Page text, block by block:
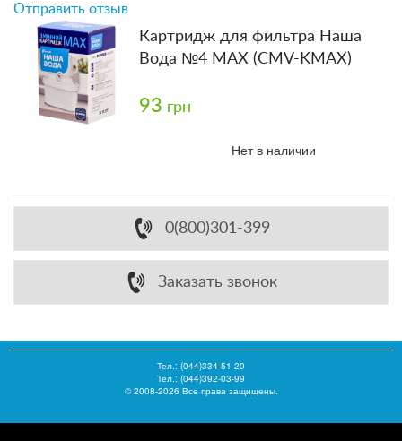
Отправить отзыв
Картридж для фильтра Наша
Вода №4 МАХ (CMV-KMAX)
93 грн
Нет в наличии
0(800)301-399
Заказать звонок
Тел.: (044)334-51-20
Тел.: (044)392-03-99
© 2008-2026 Все права защищены.